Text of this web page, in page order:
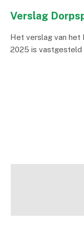
Verslag
Het verslag van het
2025 is vastgesteld